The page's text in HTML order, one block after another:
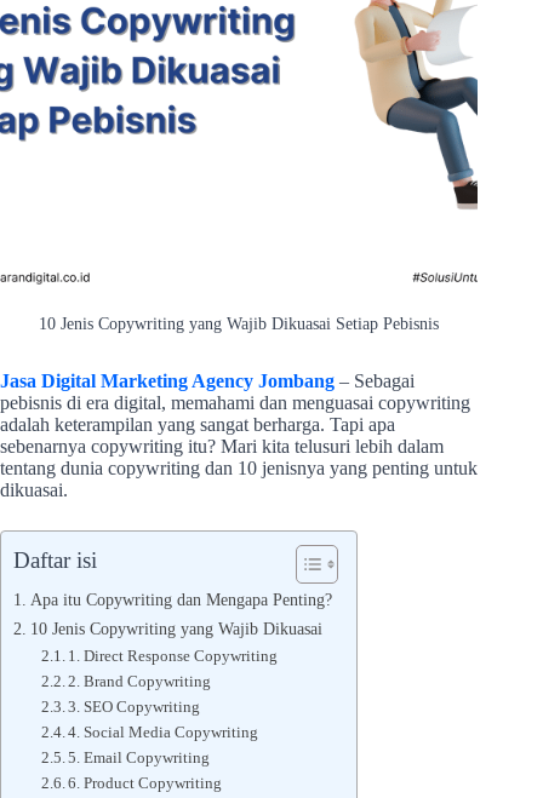
10 Jenis Copywriting yang Wajib Dikuasai Setiap Pebisnis
Jasa Digital Marketing Agency Jombang – Sebagai
pebisnis di era digital, memahami dan menguasai copywriting
adalah keterampilan yang sangat berharga. Tapi apa
sebenarnya copywriting itu? Mari kita telusuri lebih dalam
tentang dunia copywriting dan 10 jenisnya yang penting untuk
dikuasai.
Daftar isi
Apa itu Copywriting dan Mengapa Penting?
10 Jenis Copywriting yang Wajib Dikuasai
1. Direct Response Copywriting
2. Brand Copywriting
3. SEO Copywriting
4. Social Media Copywriting
5. Email Copywriting
6. Product Copywriting